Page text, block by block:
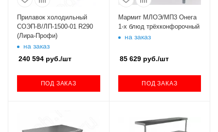
Прилавок холодильный
СОЭП-В/ЛП-1500-01 R290
(Лира-Профи)
на заказ
240 594 руб./шт
ПОД ЗАКАЗ
Мармит МЛОЭ/МП3 Онега
1-х блюд трёхконфорочный
на заказ
85 629руб./шт
ПОД ЗАКАЗ